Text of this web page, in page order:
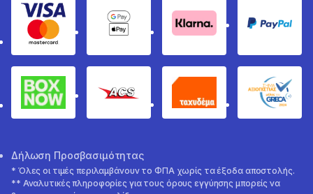
Visa & MastercardGoogle Pay & Apple Pay
Klarna PayPal
Box Now ACS Ταχυδέμα
Δήλωση Προσβασιμότητας
* Όλες οι τιμές περιλαμβάνουν το ΦΠΑ χωρίς τα έξοδα αποστολής.
** Αναλυτικές πληροφορίες για τους όρους εγγύησης μπορείς να